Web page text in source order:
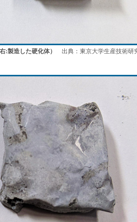
:製造した硬化体）
出典：東京大学生産技術研